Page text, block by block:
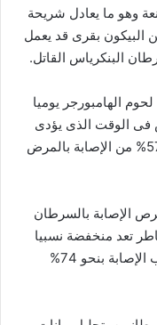
المصنعة وهو ما يعادل شريحة
البيكون بقرى قد يعمل
أن تناول 100 جرام من لحوم الهامبورجر يوميا
فى الوقت الذى يؤدى
تناول 150 جراما، إلى رفع الفرصة بنسبة 57% من الإصابة بالمرض
الإصابة بالسرطان
تعد منخفضة نسبيا
عند مقارنتها بالتدخين، والذى يضاعف نسب الإصابة بنحو 74%